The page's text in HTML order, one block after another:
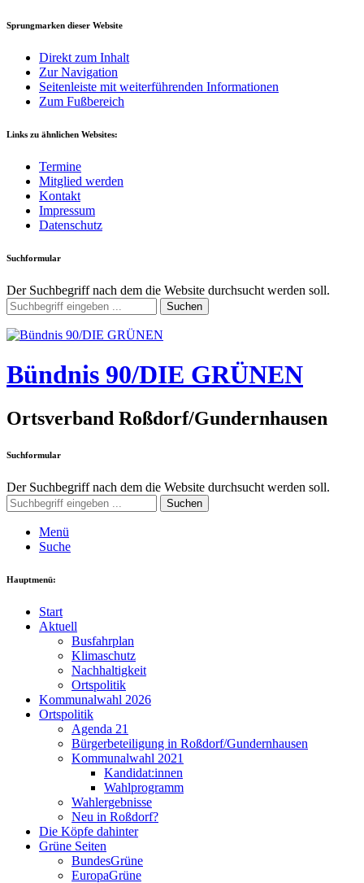
Sprungmarken dieser Website
Direkt zum Inhalt
Zur Navigation
Seitenleiste mit weiterführenden Informationen
Zum Fußbereich
Links zu ähnlichen Websites:
Termine
Mitglied werden
Kontakt
Impressum
Datenschutz
Suchformular
Der Suchbegriff nach dem die Website durchsucht werden soll.
Suchen
Bündnis 90/DIE GRÜNEN
Ortsverband Roßdorf/Gundernhausen
Suchformular
Der Suchbegriff nach dem die Website durchsucht werden soll.
Suchen
Menü
Suche
Hauptmenü:
Start
Aktuell
Busfahrplan
Klimaschutz
Nachhaltigkeit
Ortspolitik
Kommunalwahl 2026
Ortspolitik
Agenda 21
Bürgerbeteiligung in Roßdorf/Gundernhausen
Kommunalwahl 2021
Kandidat:innen
Wahlprogramm
Wahlergebnisse
Neu in Roßdorf?
Die Köpfe dahinter
Grüne Seiten
BundesGrüne
EuropaGrüne